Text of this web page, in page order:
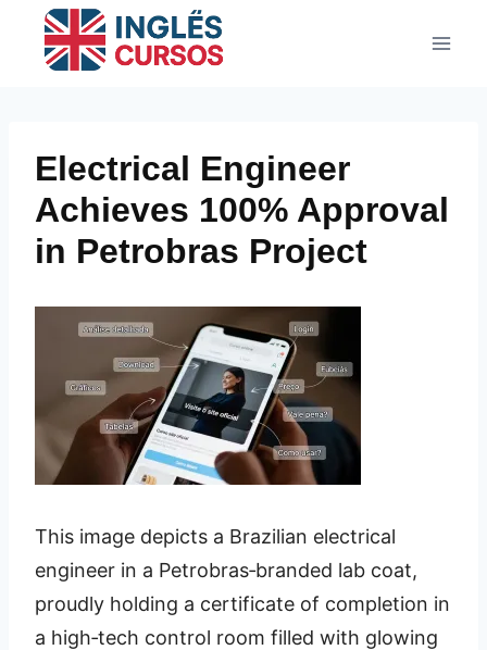
Electrical Engineer
Achieves 100% Approval
in Petrobras Project
This image depicts a Brazilian electrical
engineer in a Petrobras‑branded lab coat,
proudly holding a certificate of completion in
a high‑tech control room filled with glowing